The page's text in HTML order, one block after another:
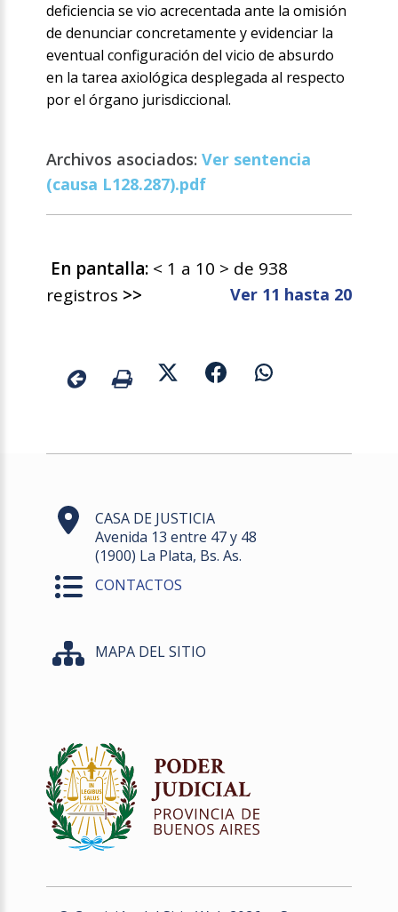
deficiencia se vio acrecentada ante la omisión
de denunciar concretamente y evidenciar la
eventual configuración del vicio de absurdo
en la tarea axiológica desplegada al respecto
por el órgano jurisdiccional.
Archivos asociados:Ver sentencia
(causa L128.287).pdf
En pantalla: < 1 a 10 > de 938
registros
Ver 11 hasta 20
>>
CASA DE JUSTICIA
Avenida 13 entre 47 y 48
(1900) La Plata, Bs. As.
CONTACTOS
MAPA DEL SITIO